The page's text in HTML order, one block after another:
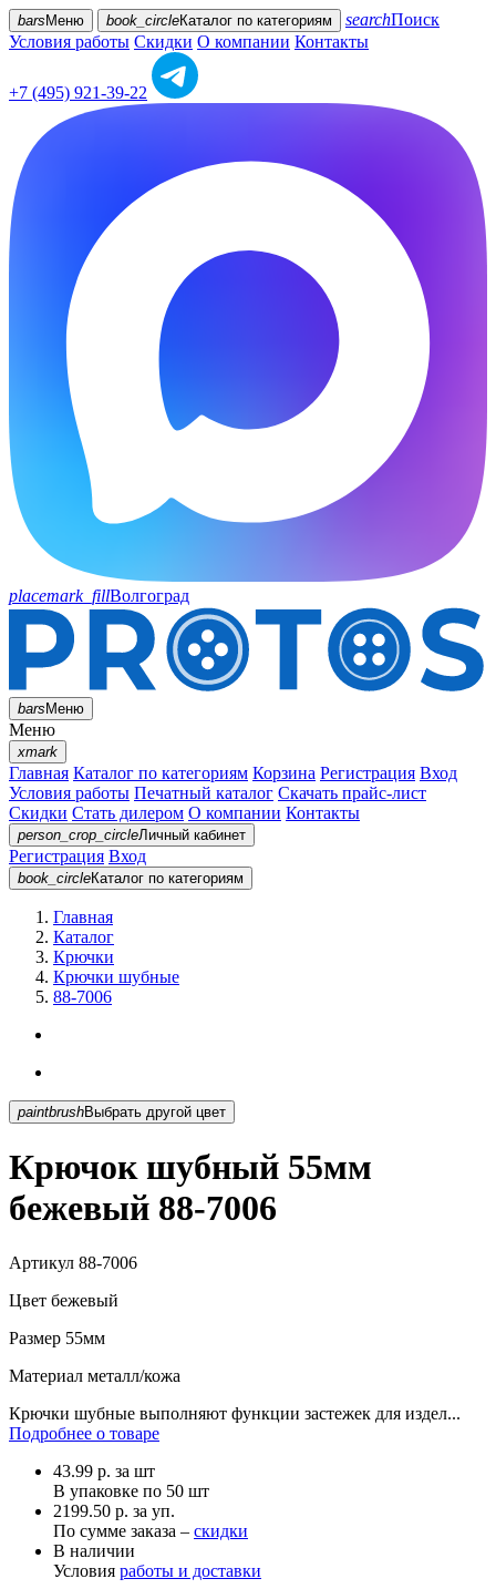
bars Меню book_circleКаталог по категориям searchПоиск
Условия работы Скидки О компании Контакты
+7 (495) 921-39-22
placemark_fillВолгоград
barsМеню
Меню
xmark
Главная Каталог по категориям Корзина Регистрация Вход
Условия работы Печатный каталог Скачать прайс-лист
Скидки Стать дилером О компании Контакты
person_crop_circleЛичный кабинет
Регистрация Вход
book_circleКаталог по категориям
Главная
Каталог
Крючки
Крючки шубные
88-7006
paintbrush Выбрать другой цвет
Крючок шубный 55мм
бежевый 88-7006
Артикул 88-7006
Цвет бежевый
Размер 55мм
Материал металл/кожа
Крючки шубные выполняют функции застежек для издел...
Подробнее о товаре
43.99 р. за шт
В упаковке по 50 шт
2199.50 р. за уп.
По сумме заказа – скидки
В наличии
Условия работы и доставки